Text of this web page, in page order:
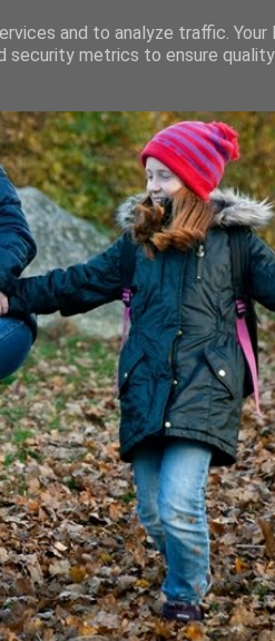
and to analyze traffic. Your
security metrics to ensure